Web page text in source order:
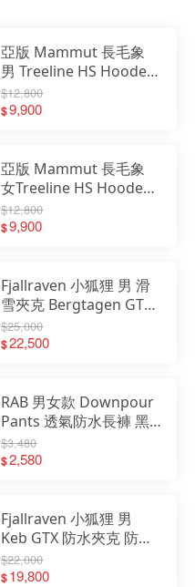
亞版 Mammut 長毛象
男 Treeline HS Hooded
Jacket AF GTX防風防水
連帽外套
$12,800
$9,900
亞版 Mammut 長毛象
女Treeline HS Hooded
Jacket AF 多功能二層
GTX 連帽健行外套
$12,800
$9,900
Fjallraven 小狐狸 男 滑
雪夾克 Bergtagen GTX
防風防水外套 12500160
$25,000
$22,500
RAB 男女款 Downpour
Pants 透氣防水長褲 黑
色 QWI27 QWI30
$3,480
$2,580
Fjallraven 小狐狸 男
Keb GTX 防水夾克 防水
外套 12500182
$22,000
$19,800